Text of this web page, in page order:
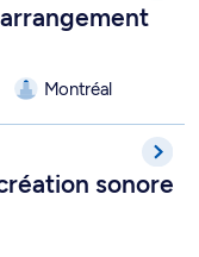
Montréal
et création sonore -
sonore